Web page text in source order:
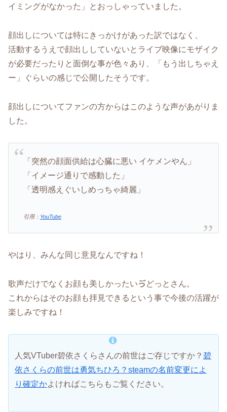
イミングがなかった」とおっしゃっていました。
顔出しについては特にきっかけがあった訳ではなく、
活動するうえで顔出ししていないとライブ映像にモザイク
が必要だったりと面倒な事が色々あり、「もう出しちゃえ
ー」ぐらいの感じで公開したそうです。
顔出しについてファンの方からはこのような声があがりま
した。
「突然の顔面供給は心臓に悪い イケメンやん」
「イメージ通りで感動した」
「透明感えぐいしめっちゃ綺麗」
引用： YouTube
やはり、みんな同じ意見なんですね！
歌声だけでなくお顔も美しかったいゔどっとさん。
これからはそのお顔も拝見できるという事で今後の活躍が
楽しみですね！
人気VTuber碧依さくらさんの前世はご存じですか？ 碧
依さくらの前世は勇気ちひろ？steamの名前変更によ
り確定かよければこちらもご覧ください。